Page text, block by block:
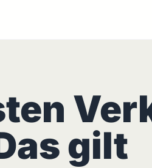
gilt